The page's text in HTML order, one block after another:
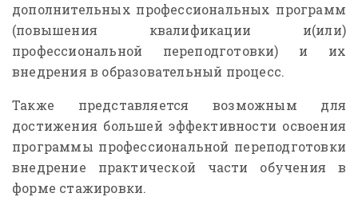
дополнительных профессиональных программ
(повышения квалификации и(или)
профессиональной переподготовки) и их
внедрения в образовательный процесс.
Также представляется возможным для
достижения большей эффективности освоения
программы профессиональной переподготовки
внедрение практической части обучения в
форме стажировки.